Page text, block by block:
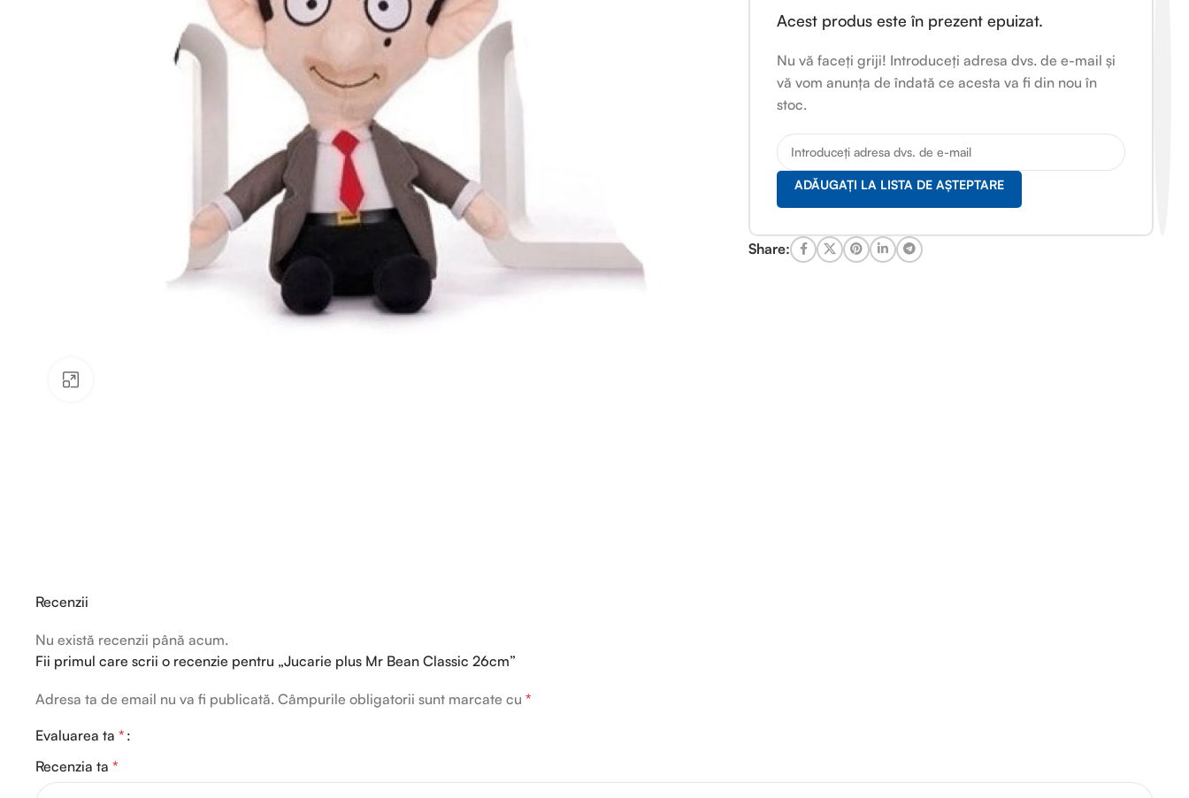
Acest produs este în prezent epuizat.
Nu vă faceți griji! Introduceți adresa dvs. de e-mail și
vă vom anunța de îndată ce acesta va fi din nou în
stoc.
ADĂUGAȚI LA LISTA DE AȘTEPTARE
Share:
Recenzii
Nu există recenzii până acum.
Fii primul care scrii o recenzie pentru „Jucarie plus Mr Bean Classic 26cm”
Adresa ta de email nu va fi publicată. Câmpurile obligatorii sunt marcate cu *
Evaluarea ta *
Recenzia ta *